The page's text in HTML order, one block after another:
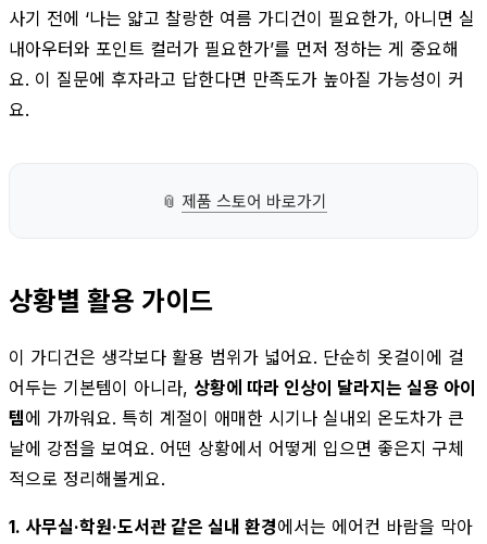
사기 전에 ‘나는 얇고 찰랑한 여름 가디건이 필요한가, 아니면 실
내아우터와 포인트 컬러가 필요한가’를 먼저 정하는 게 중요해
요. 이 질문에 후자라고 답한다면 만족도가 높아질 가능성이 커
요.
📎 제품 스토어 바로가기
상황별 활용 가이드
이 가디건은 생각보다 활용 범위가 넓어요. 단순히 옷걸이에 걸
어두는 기본템이 아니라, 상황에 따라 인상이 달라지는 실용 아이
템에 가까워요. 특히 계절이 애매한 시기나 실내외 온도차가 큰
날에 강점을 보여요. 어떤 상황에서 어떻게 입으면 좋은지 구체
적으로 정리해볼게요.
1. 사무실·학원·도서관 같은 실내 환경에서는 에어컨 바람을 막아